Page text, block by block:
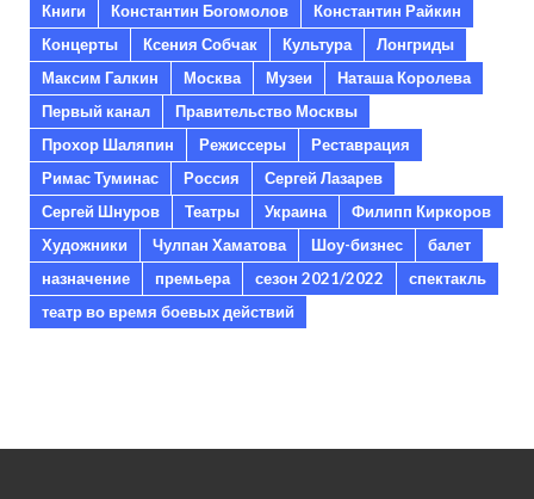
Книги
Константин Богомолов
Константин Райкин
Концерты
Ксения Собчак Культура
Лонгриды
Максим Галкин
Москва Музеи
Наташа Королева
Первый канал
Правительство Москвы
Прохор Шаляпин
Режиссеры
Реставрация
Римас Туминас
Россия
Сергей Лазарев
Сергей Шнуров
Театры Украина
Филипп Киркоров
Художники
Чулпан Хаматова Шоу-бизнес
балет
назначение
премьера сезон 2021/2022
спектакль
театр во время боевых действий